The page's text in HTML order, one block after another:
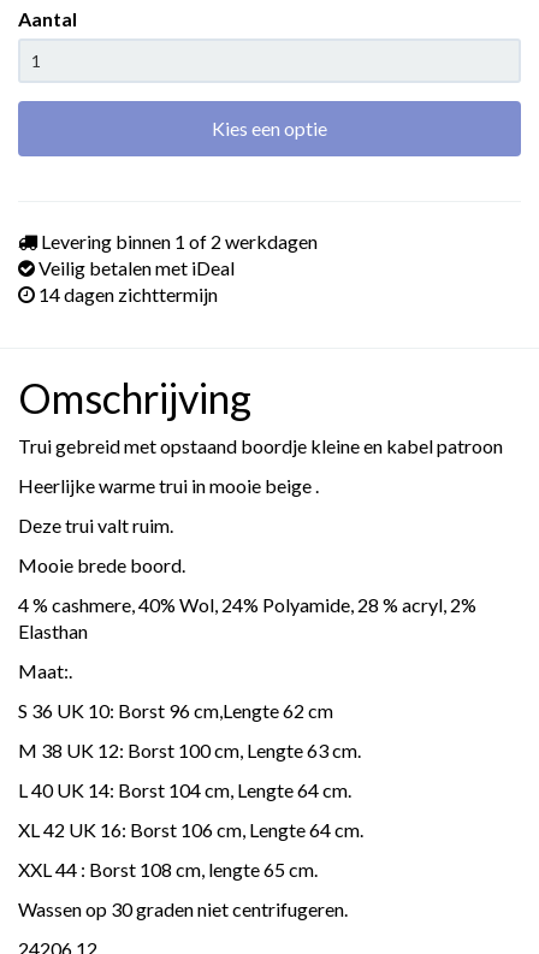
Aantal
Kies een optie
Levering binnen 1 of 2 werkdagen
Veilig betalen met iDeal
14 dagen zichttermijn
Omschrijving
Trui gebreid met opstaand boordje kleine en kabel patroon
Heerlijke warme trui in mooie beige .
Deze trui valt ruim.
Mooie brede boord.
4 % cashmere, 40% Wol, 24% Polyamide, 28 % acryl, 2%
Elasthan
Maat:.
S 36 UK 10: Borst 96 cm,Lengte 62 cm
M 38 UK 12: Borst 100 cm, Lengte 63 cm.
L 40 UK 14: Borst 104 cm, Lengte 64 cm.
XL 42 UK 16: Borst 106 cm, Lengte 64 cm.
XXL 44 : Borst 108 cm, lengte 65 cm.
Wassen op 30 graden niet centrifugeren.
24206 12